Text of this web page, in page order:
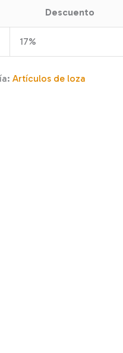
Descuento
17%
Artículos de loza